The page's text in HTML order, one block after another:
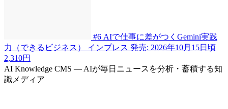
#6 AIで仕事に差がつくGemini実践
力（できるビジネス）
インプレス 発売: 2026年10月15日頃
2,310円
AI Knowledge CMS — AIが毎日ニュースを分析・蓄積する知
識メディア